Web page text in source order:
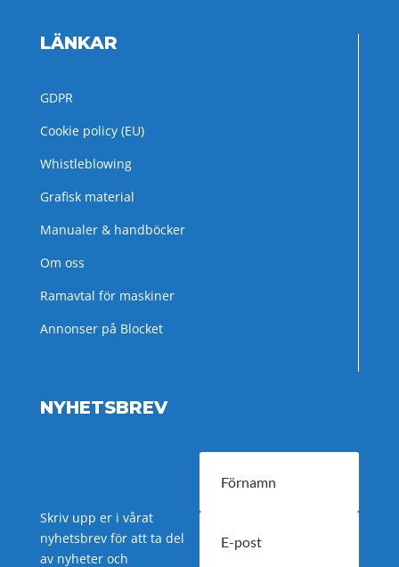
LÄNKAR
GDPR
Cookie policy (EU)
Whistleblowing
Grafisk material
Manualer & handböcker
Om oss
Ramavtal för maskiner
Annonser på Blocket
NYHETSBREV
Skriv upp er i vårat
nyhetsbrev för att ta del
av nyheter och